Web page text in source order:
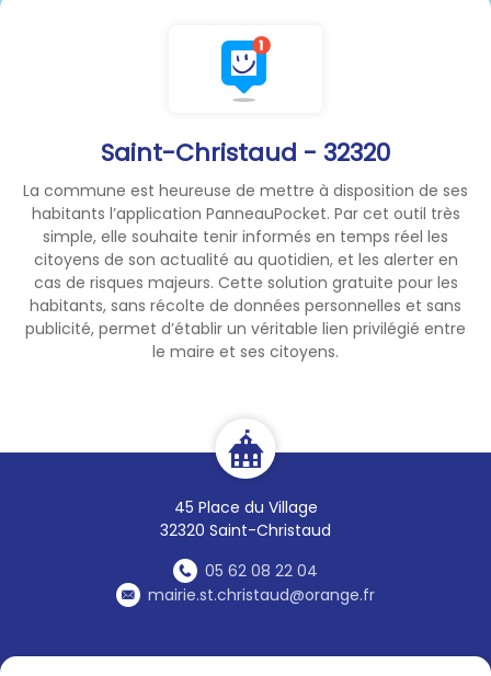
Saint-Christaud - 32320
La commune est heureuse de mettre à disposition de ses
habitants l’application PanneauPocket. Par cet outil très
simple, elle souhaite tenir informés en temps réel les
citoyens de son actualité au quotidien, et les alerter en
cas de risques majeurs. Cette solution gratuite pour les
habitants, sans récolte de données personnelles et sans
publicité, permet d’établir un véritable lien privilégié entre
le maire et ses citoyens.
45 Place du Village
32320 Saint-Christaud
05 62 08 22 04
mairie.st.christaud@orange.fr
Mardi 21 juillet, 11 août, 22
septembre 2026
Mardi 28 juillet, 25 août, 29
septembre 2026 matin
📞SUR RDV au09.62.51.20.43
💻 MONTESQUIOU
Mardi 28 juillet, 25 août, 29
septembre 2026 après-midi